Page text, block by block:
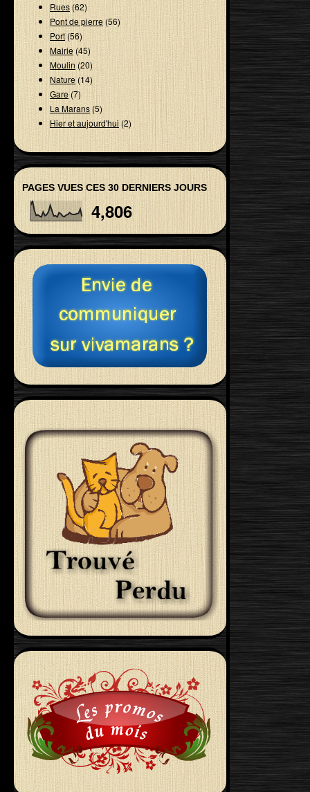
Rues(62)
Pont de pierre(56)
Port(56)
Mairie(45)
Moulin(20)
Nature(14)
Gare (7)
La Marans(5)
Hier et aujourd'hui (2)
PAGES VUES CES 30 DERNIERS JOURS
4,806